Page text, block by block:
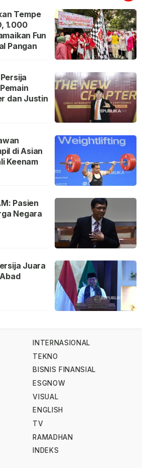
Tempe
1.000
Fun
Pangan
dan Justin
di Asian
Keenam
Pasien
Negara
Juara
INTERNASIONAL
TEKNO
BISNIS FINANSIAL
ESGNOW
VISUAL
ENGLISH
TV
RAMADHAN
INDEKS